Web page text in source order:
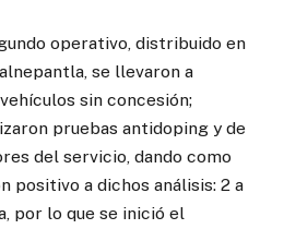
operativo, distribuido en
se llevaron a
sin concesión;
pruebas antidoping y de
del servicio, dando como
positivo a dichos análisis: 2 a
por lo que se inició el